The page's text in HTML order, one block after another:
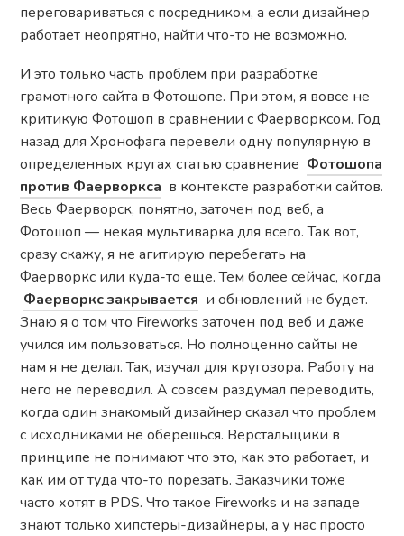
переговариваться с посредником, а если дизайнер
работает неопрятно, найти что-то не возможно.
И это только часть проблем при разработке
грамотного сайта в Фотошопе. При этом, я вовсе не
критикую Фотошоп в сравнении с Фаерворксом. Год
назад для Хронофага перевели одну популярную в
определенных кругах статью сравнение Фотошопа
против Фаерворкса в контексте разработки сайтов.
Весь Фаерворск, понятно, заточен под веб, а
Фотошоп — некая мультиварка для всего. Так вот,
сразу скажу, я не агитирую перебегать на
Фаерворкс или куда-то еще. Тем более сейчас, когда
Фаерворкс закрывается и обновлений не будет.
Знаю я о том что Fireworks заточен под веб и даже
учился им пользоваться. Но полноценно сайты не
нам я не делал. Так, изучал для кругозора. Работу на
него не переводил. А совсем раздумал переводить,
когда один знакомый дизайнер сказал что проблем
с исходниками не оберешься. Верстальщики в
принципе не понимают что это, как это работает, и
как им от туда что-то порезать. Заказчики тоже
часто хотят в PDS. Что такое Fireworks и на западе
знают только хипстеры-дизайнеры, а у нас просто